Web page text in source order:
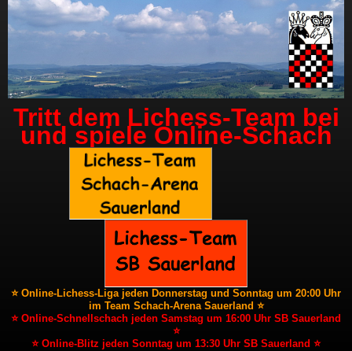
Tritt dem Lichess-Team bei
und spiele Online-Schach
⭐ Online-Lichess-Liga jeden Donnerstag und Sonntag um 20:00 Uhr
im Team Schach-Arena Sauerland ⭐
⭐ Online-Schnellschach jeden Samstag um 16:00 Uhr SB Sauerland
⭐
⭐ Online-Blitz jeden Sonntag um 13:30 Uhr SB Sauerland ⭐